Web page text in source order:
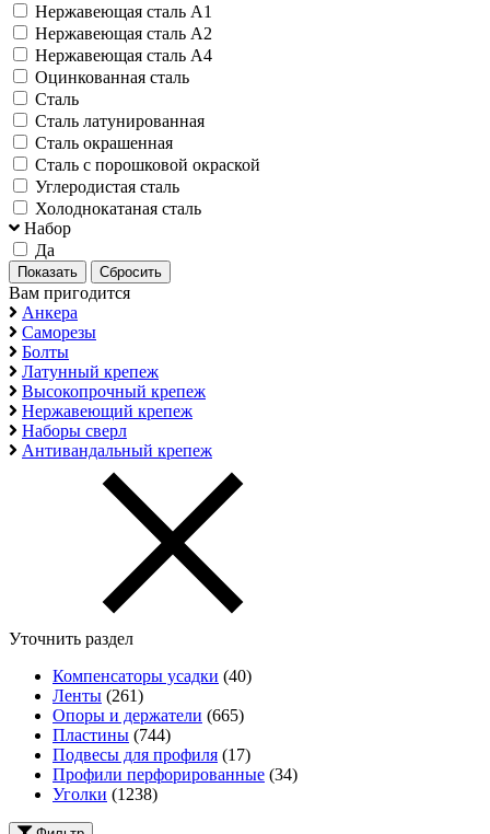
Нержавеющая сталь А1
Нержавеющая сталь А2
Нержавеющая сталь А4
Оцинкованная сталь
Сталь
Сталь латунированная
Сталь окрашенная
Сталь с порошковой окраской
Углеродистая сталь
Холоднокатаная сталь
Набор
Да
Вам пригодится
Анкера
Саморезы
Болты
Латунный крепеж
Высокопрочный крепеж
Нержавеющий крепеж
Наборы сверл
Антивандальный крепеж
Уточнить раздел
Компенсаторы усадки (40)
Ленты (261)
Опоры и держатели (665)
Пластины (744)
Подвесы для профиля (17)
Профили перфорированные (34)
Уголки (1238)